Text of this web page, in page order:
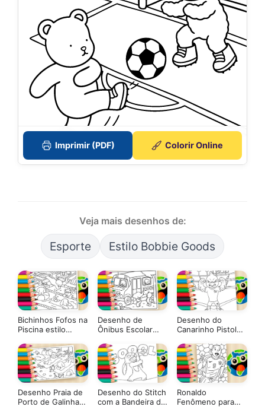
Imprimir (PDF) Colorir Online
Veja mais desenhos de:
Esporte Estilo Bobbie Goods
Bichinhos Fofos na
Piscina estilo
para Colorir
Desenho de
Ônibus Escolar
Goods para Colorir
▷ Pinte Online
Desenho do
Canarinho Pistola
Colorir
Desenho Praia de
Porto de Galinhas
Desenho do Stitch
com a Bandeira do
Ronaldo
Fenômeno para